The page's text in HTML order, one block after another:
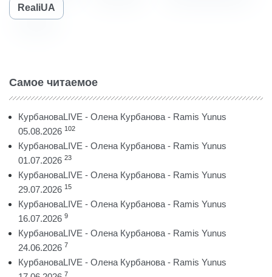
RealiUA
Самое читаемое
КурбановаLIVE - Олена Курбанова - Ramis Yunus
05.08.2026 102
КурбановаLIVE - Олена Курбанова - Ramis Yunus
01.07.2026 23
КурбановаLIVE - Олена Курбанова - Ramis Yunus
29.07.2026 15
КурбановаLIVE - Олена Курбанова - Ramis Yunus
16.07.2026 9
КурбановаLIVE - Олена Курбанова - Ramis Yunus
24.06.2026 7
КурбановаLIVE - Олена Курбанова - Ramis Yunus
7